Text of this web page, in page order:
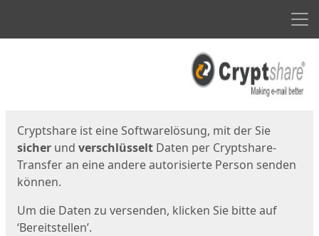
Cryptshare ist eine Softwarelösung, mit der Sie
sicher und verschlüsselt Daten per Cryptshare-
Transfer an eine andere autorisierte Person senden
können.
Um die Daten zu versenden, klicken Sie bitte auf
‘Bereitstellen’.